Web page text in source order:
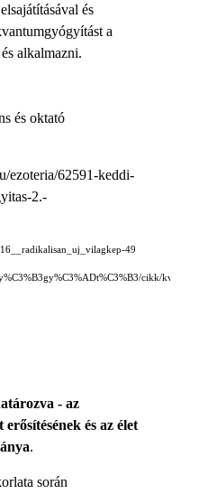
és
a
alkalmazni.
és oktató
ezoteria/62591-keddi-
2.-
49
cikk/
- az
és az élet
.
során